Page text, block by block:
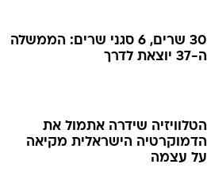
30 שרים, 6 סגני שרים: הממשלה
ה-37 יוצאת לדרך
הטלוויזיה שידרה אתמול את
הדמוקרטיה הישראלית מקיאה
על עצמה